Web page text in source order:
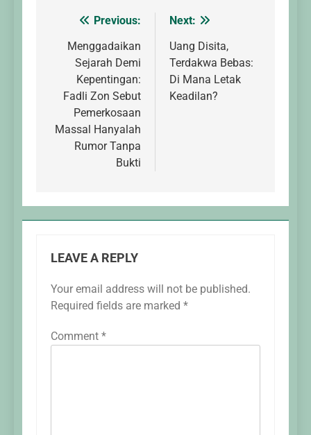
Post
navigation
Previous:
Menggadaikan
Sejarah Demi
Kepentingan:
Fadli Zon Sebut
Pemerkosaan
Massal Hanyalah
Rumor Tanpa
Bukti
Next:
Uang Disita,
Terdakwa Bebas:
Di Mana Letak
Keadilan?
LEAVE A REPLY
Your email address will not be published.
Required fields are marked *
Comment *